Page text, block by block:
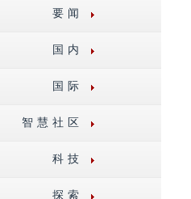
要闻
国内
国际
智慧社区
科技
探索